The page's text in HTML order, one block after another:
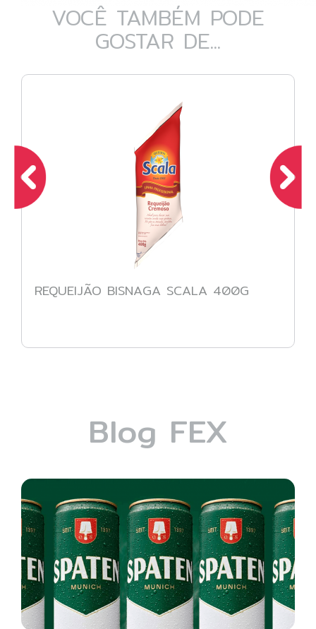
VOCÊ TAMBÉM PODE
GOSTAR DE...
REQUEIJÃO BISNAGA SCALA 400G
Blog FEX